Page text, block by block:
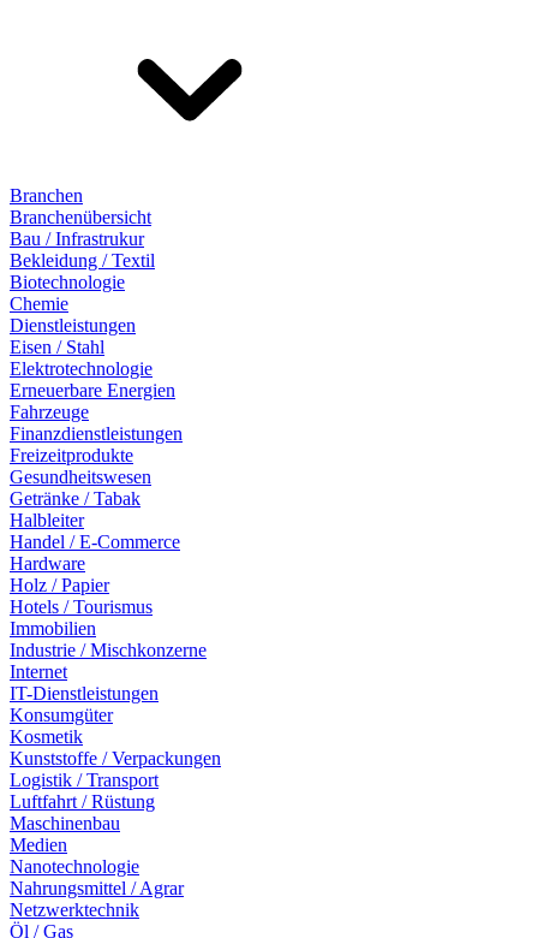
Branchen
Branchenübersicht
Bau / Infrastrukur
Bekleidung / Textil
Biotechnologie
Chemie
Dienstleistungen
Eisen / Stahl
Elektrotechnologie
Erneuerbare Energien
Fahrzeuge
Finanzdienstleistungen
Freizeitprodukte
Gesundheitswesen
Getränke / Tabak
Halbleiter
Handel / E-Commerce
Hardware
Holz / Papier
Hotels / Tourismus
Immobilien
Industrie / Mischkonzerne
Internet
IT-Dienstleistungen
Konsumgüter
Kosmetik
Kunststoffe / Verpackungen
Logistik / Transport
Luftfahrt / Rüstung
Maschinenbau
Medien
Nanotechnologie
Nahrungsmittel / Agrar
Netzwerktechnik
Öl / Gas